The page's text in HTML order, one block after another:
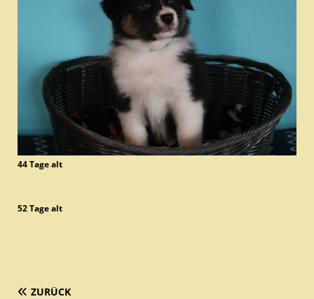
44 Tage alt
52 Tage alt
ZURÜCK